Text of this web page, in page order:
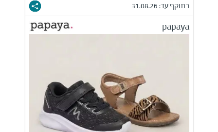
בתוקף עד: 31.08.26
papaya